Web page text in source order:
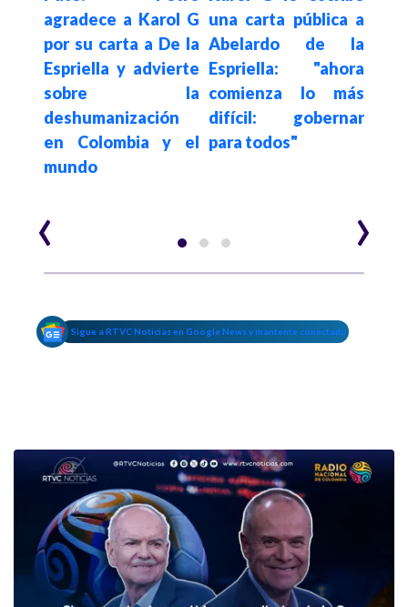
agradece a Karol G
por su carta a De la
Espriella y advierte
sobre la
deshumanización
en Colombia y el
mundo
una carta pública a
Abelardo de la
Espriella: "ahora
comienza lo más
difícil: gobernar
para todos"
‹ ›
Sigue a RTVC Noticias en Google News y mantente conectado